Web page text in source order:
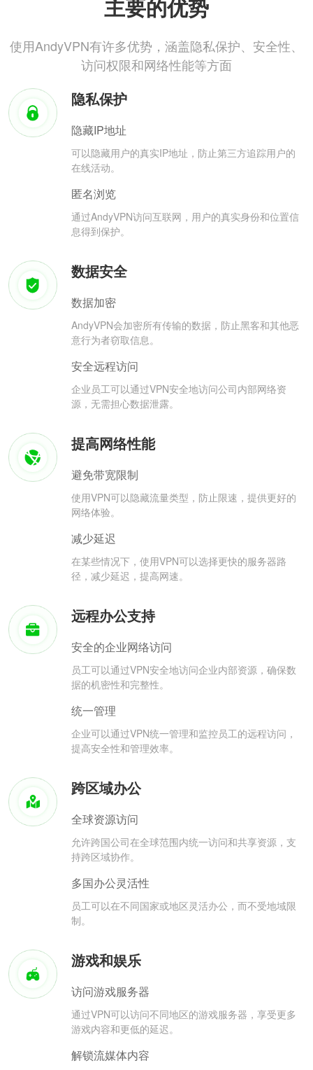
主要的优势
使用AndyVPN有许多优势，涵盖隐私保护、安全性、
访问权限和网络性能等方面
隐私保护
隐藏IP地址
可以隐藏用户的真实IP地址，防止第三方追踪用户的
在线活动。
匿名浏览
通过AndyVPN访问互联网，用户的真实身份和位置信
息得到保护。
数据安全
数据加密
AndyVPN会加密所有传输的数据，防止黑客和其他恶
意行为者窃取信息。
安全远程访问
企业员工可以通过VPN安全地访问公司内部网络资
源，无需担心数据泄露。
提高网络性能
避免带宽限制
使用VPN可以隐藏流量类型，防止限速，提供更好的
网络体验。
减少延迟
在某些情况下，使用VPN可以选择更快的服务器路
径，减少延迟，提高网速。
远程办公支持
安全的企业网络访问
员工可以通过VPN安全地访问企业内部资源，确保数
据的机密性和完整性。
统一管理
企业可以通过VPN统一管理和监控员工的远程访问，
提高安全性和管理效率。
跨区域办公
全球资源访问
允许跨国公司在全球范围内统一访问和共享资源，支
持跨区域协作。
多国办公灵活性
员工可以在不同国家或地区灵活办公，而不受地域限
制。
游戏和娱乐
访问游戏服务器
通过VPN可以访问不同地区的游戏服务器，享受更多
游戏内容和更低的延迟。
解锁流媒体内容